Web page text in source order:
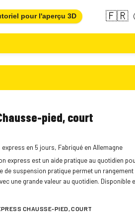
pour l'aperçu 3D 🇫🇷
Chausse-pied, court
en 5 jours, Fabriqué en Allemagne
express est un aide pratique au quotidien
de suspension pratique permet un
une grande valeur au quotidien. Disponible
CHAUSSE-PIED, COURT